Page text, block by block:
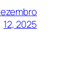
12, 2025